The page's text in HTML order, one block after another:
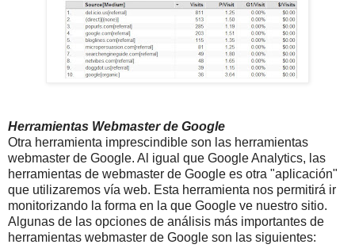
Herramientas Webmaster de Google
Otra herramienta imprescindible son las herramientas
webmaster de Google. Al igual que Google Analytics, las
herramientas de webmaster de Google es otra "aplicación"
que utilizaremos vía web. Esta herramienta nos permitirá ir
monitorizando la forma en la que Google ve nuestro sitio.
Algunas de las opciones de análisis más importantes de
herramientas webmaster de Google son las siguientes: